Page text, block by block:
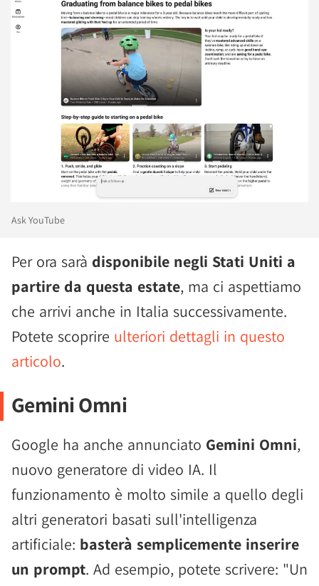
Ask YouTube
Per ora sarà disponibile negli Stati Uniti a
partire da questa estate, ma ci aspettiamo
che arrivi anche in Italia successivamente.
Potete scoprire ulteriori dettagli in questo
articolo.
Gemini Omni
Google ha anche annunciato Gemini Omni,
nuovo generatore di video IA. Il
funzionamento è molto simile a quello degli
altri generatori basati sull'intelligenza
artificiale: basterà semplicemente inserire
un prompt. Ad esempio, potete scrivere: "Un